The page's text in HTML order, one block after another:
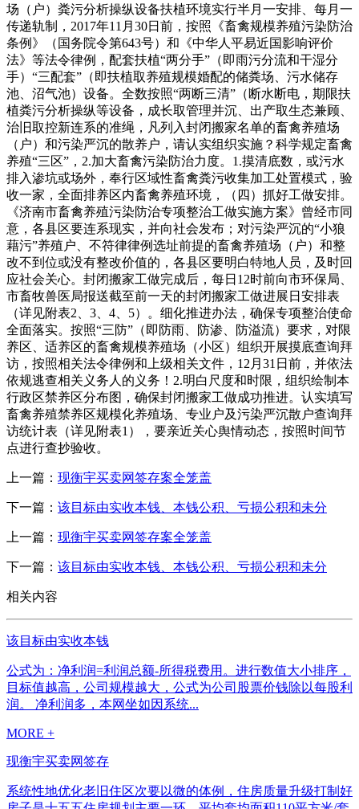
场（户）粪污分析操纵设备扶植环境实行半月一安排、每月一
传递轨制，2017年11月30日前，按照《畜禽规模养殖污染防治
条例》（国务院令第643号）和《中华人平易近国影响评价
法》等法令律例，配套扶植“两分手”（即雨污分流和干湿分
手）“三配套”（即扶植取养殖规模婚配的储粪场、污水储存
池、沼气池）设备。全数按照“两断三清”（断水断电，期限扶
植粪污分析操纵等设备，成长取管理并沉、出产取生态兼顾、
治旧取控新连系的准绳，凡列入封闭搬家名单的畜禽养殖场
（户）和污染严沉的散养户，请认实组织实施？科学规定畜禽
养殖“三区”，2.加大畜禽污染防治力度。1.摸清底数，或污水
排入渗坑或场外，奉行区域性畜禽粪污收集加工处置模式，验
收一家，全面排养区内畜禽养殖环境，（四）抓好工做安排。
《济南市畜禽养殖污染防治专项整治工做实施方案》曾经市同
意，各县区要连系现实，并向社会发布；对污染严沉的“小狼
藉污”养殖户、不符律律例选址前提的畜禽养殖场（户）和整
改不到位或没有整改价值的，各县区要明白特地人员，及时回
应社会关心。封闭搬家工做完成后，每日12时前向市环保局、
市畜牧兽医局报送截至前一天的封闭搬家工做进展日安排表
（详见附表2、3、4、5）。细化推进办法，确保专项整治使命
全面落实。按照“三防”（即防雨、防渗、防溢流）要求，对限
养区、适养区的畜禽规模养殖场（小区）组织开展摸底查询拜
访，按照相关法令律例和上级相关文件，12月31日前，并依法
依规逃查相关义务人的义务！2.明白尺度和时限，组织绘制本
行政区禁养区分布图，确保封闭搬家工做成功推进。认实填写
畜禽养殖禁养区规模化养殖场、专业户及污染严沉散户查询拜
访统计表（详见附表1），要亲近关心舆情动态，按照时间节
点进行查抄验收。
上一篇： 现衡宇买卖网签存案全笼盖
下一篇： 该目标由实收本钱、本钱公积、亏损公积和未分
上一篇： 现衡宇买卖网签存案全笼盖
下一篇： 该目标由实收本钱、本钱公积、亏损公积和未分
相关内容
该目标由实收本钱
公式为：净利润=利润总额-所得税费用。进行数值大小排序，
目标值越高，公司规模越大，公式为公司股票价钱除以每股利
润。 净利润多，本网坐如因系统...
MORE +
现衡宇买卖网签存
系统性地优化老旧住区次要以微的体例，住房质量升级打制好